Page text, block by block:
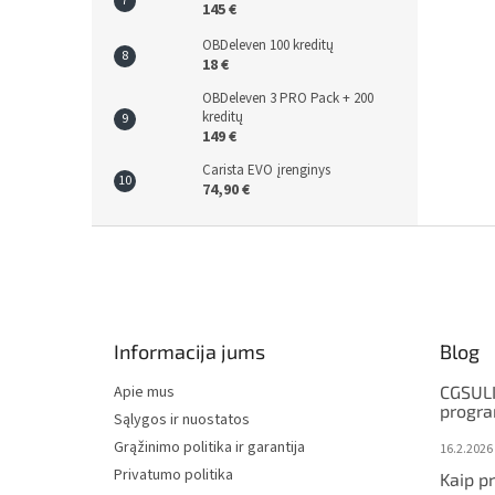
145 €
OBDeleven 100 kreditų
18 €
OBDeleven 3 PRO Pack + 200
kreditų
149 €
Carista EVO įrenginys
74,90 €
Informacija jums
Apie mus
Sąlygos ir nuostatos
Grąžinimo politika ir garantija
Privatumo politika
Blog
16.2.2026
Kaip